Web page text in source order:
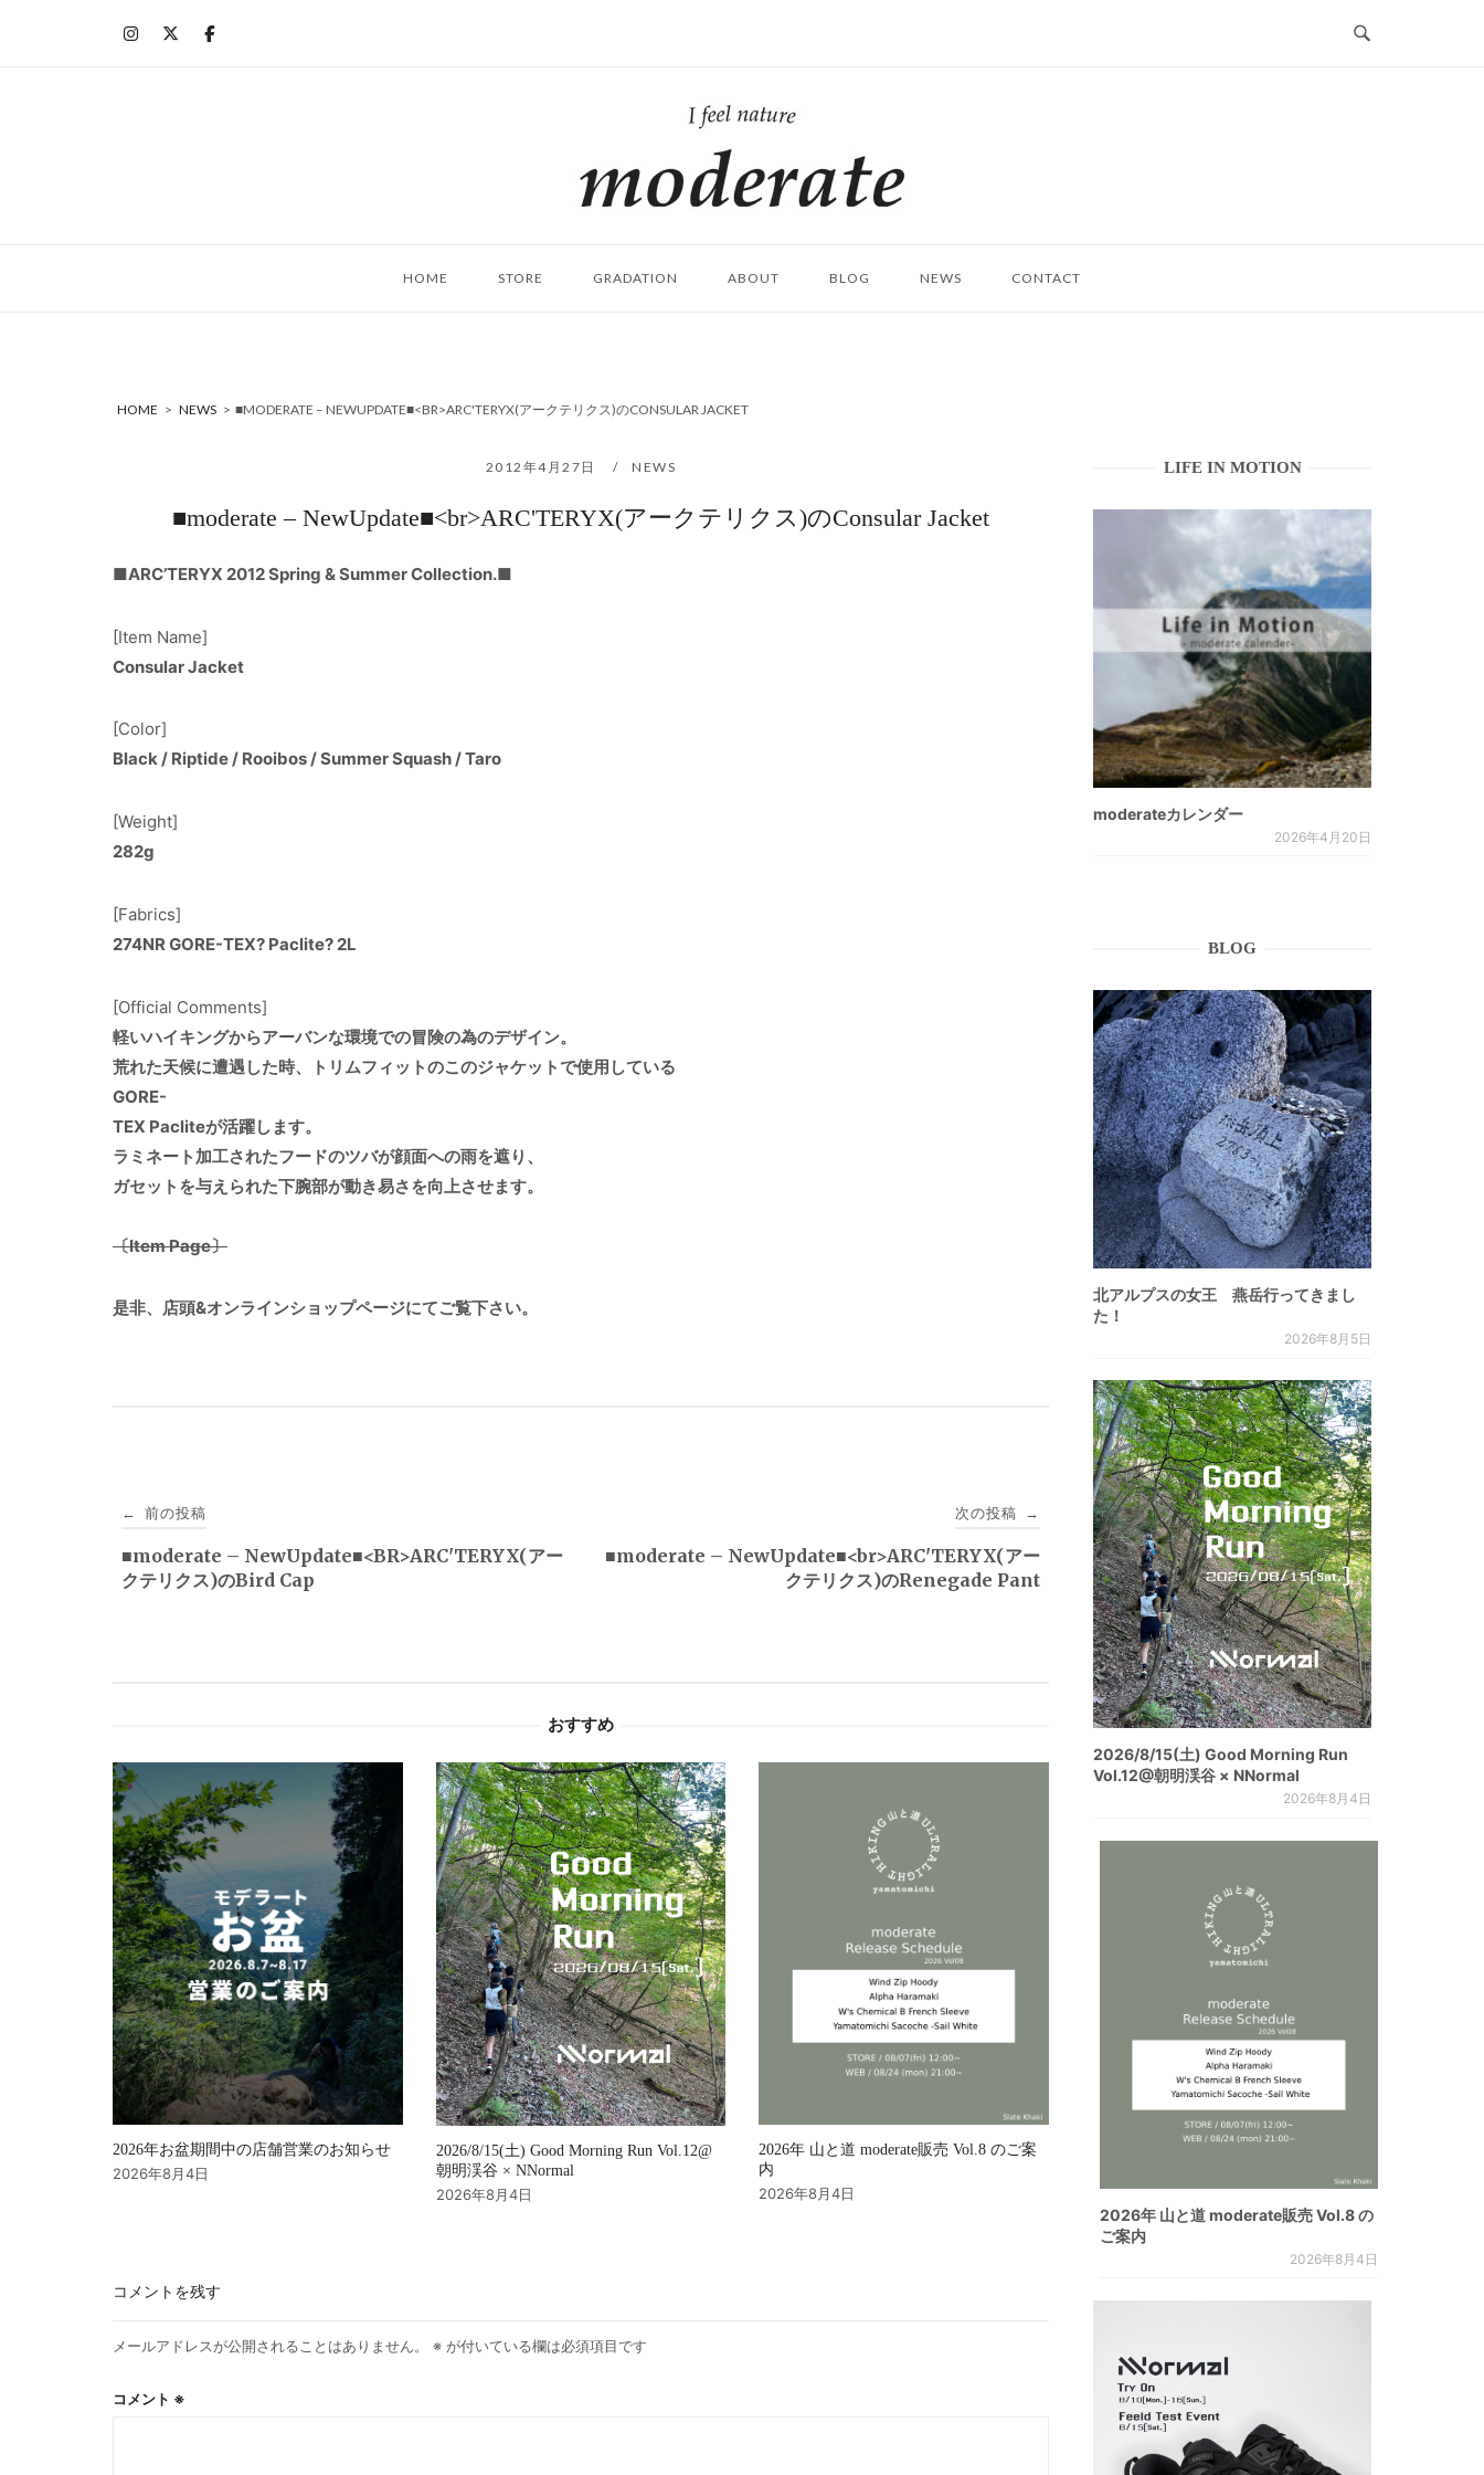
ム
HOME STORE GRADATION ABOUT BLOG NEWS CONTACT
HOME > NEWS > ■MODERATE – NEWUPDATE■<BR>ARC'TERYX(アークテリクス)のCONSULAR JACKET
2012年4月27日 NEWS
■moderate – NewUpdate■<br>ARC'TERYX(アークテリクス)のConsular Jacket
■ARC’TERYX 2012 Spring & Summer Collection.■
[Item Name]
Consular Jacket
[Color]
Black / Riptide / Rooibos / Summer Squash / Taro
[Weight]
282g
[Fabrics]
274NR GORE-TEX? Paclite? 2L
[Official Comments]
軽いハイキングからアーバンな環境での冒険の為のデザイン。
荒れた天候に遭遇した時、トリムフィットのこのジャケットで使用している
GORE-
TEX Pacliteが活躍します。
ラミネート加工されたフードのツバが顔面への雨を遮り、
ガセットを与えられた下腕部が動き易さを向上させます。
〔Item Page〕
是非、店頭&オンラインショップページにてご覧下さい。
稿
ナ
シ
ョ
ン
← 前の投稿
■moderate – NewUpdate■<BR>ARC'TERYX(アー
クテリクス)のBird Cap
次の投稿 →
■moderate – NewUpdate■<br>ARC'TERYX(アー
クテリクス)のRenegade Pant
おすすめ
2026年お盆期間中の店舗営業のお知らせ
2026年8月4日
2026/8/15(土) Good Morning Run Vol.12@
朝明渓谷 × NNormal
2026年8月4日
2026年 山と道 moderate販売 Vol.8 のご案
内
2026年8月4日
コメントを残す
メールアドレスが公開されることはありません。 ※ が付いている欄は必須項目です
コメント ※
LIFE IN MOTION
moderateカレンダー
2026年4月20日
BLOG
北アルプスの女王 燕岳行ってきまし
た！
2026年8月5日
2026/8/15(土) Good Morning Run
Vol.12@朝明渓谷 × NNormal
2026年8月4日
2026年 山と道 moderate販売 Vol.8 の
ご案内
2026年8月4日